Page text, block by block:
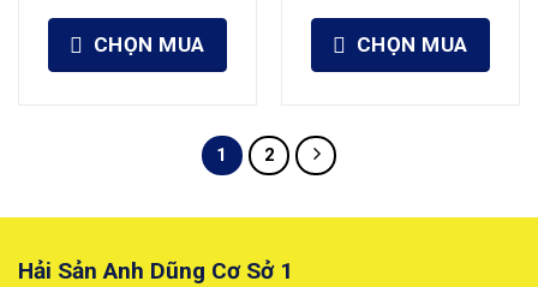
CHỌN MUA CHỌN MUA
1 2
Hải Sản Anh Dũng Cơ Sở 1